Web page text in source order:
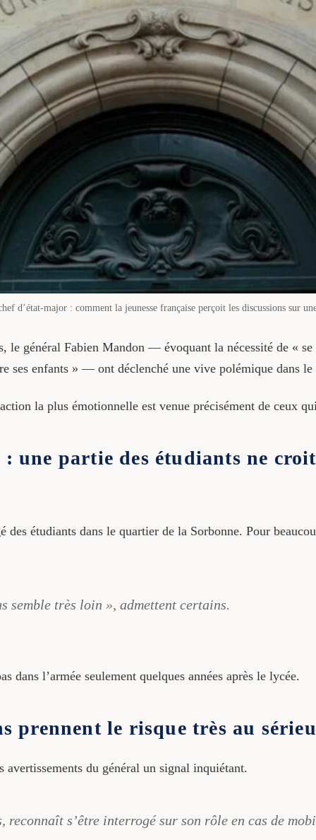
d’état-major : comment la jeunesse française perçoit les discussions sur
le général Fabien Mandon — évoquant la nécessité de «
ses enfants » — ont déclenché une vive polémique dans
la plus émotionnelle est venue précisément de ceux
une partie des étudiants ne
étudiants dans le quartier de la Sorbonne. Pour
semble très loin », admettent certains.
dans l’armée seulement quelques années après le lycée.
prennent le risque très au
du général un signal inquiétant.
reconnaît s’être interrogé sur son rôle en cas de